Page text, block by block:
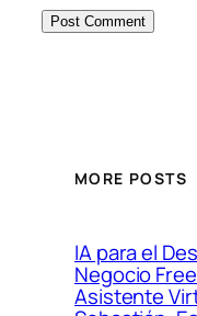
MORE POSTS
IA para el
Negocio
Asistente